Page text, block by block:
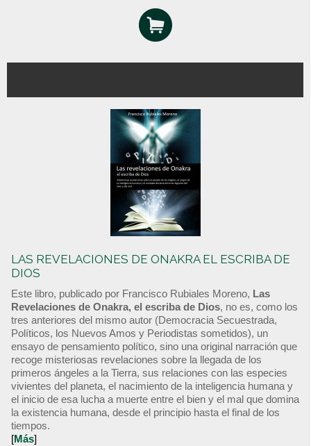
LAS REVELACIONES DE ONAKRA EL ESCRIBA DE
DIOS
Este libro, publicado por Francisco Rubiales Moreno, Las
Revelaciones de Onakra, el escriba de Dios, no es, como los
tres anteriores del mismo autor (Democracia Secuestrada,
Políticos, los Nuevos Amos y Periodistas sometidos), un
ensayo de pensamiento político, sino una original narración que
recoge misteriosas revelaciones sobre la llegada de los
primeros ángeles a la Tierra, sus relaciones con las especies
vivientes del planeta, el nacimiento de la inteligencia humana y
el inicio de esa lucha a muerte entre el bien y el mal que domina
la existencia humana, desde el principio hasta el final de los
tiempos.
[Más]